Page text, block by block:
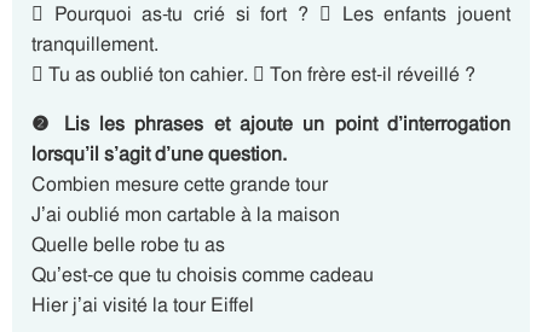
 Pourquoi as-tu crié si fort ?  Les enfants jouent
tranquillement.
 Tu as oublié ton cahier.  Ton frère est-il réveillé ?
❷ Lis les phrases et ajoute un point d’interrogation
lorsqu’il s’agit d’une question.
Combien mesure cette grande tour
J’ai oublié mon cartable à la maison
Quelle belle robe tu as
Qu’est-ce que tu choisis comme cadeau
Hier j’ai visité la tour Eiffel